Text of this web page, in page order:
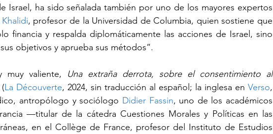
Israel, ha sido señalada también por uno de los mayores expertos
, profesor de la Universidad de Columbia, quien sostiene que
financia y respalda diplomáticamente las acciones de Israel, sino
objetivos y aprueba sus métodos”.
muy valiente, Una extraña derrota, sobre el consentimiento al
La Découverte, 2024, sin traducción al español; la inglesa en Verso,
antropólogo y sociólogo Didier Fassin, uno de los académicos
—titular de la cátedra Cuestiones Morales y Políticas en las
en el Collège de France, profesor del Instituto de Estudios